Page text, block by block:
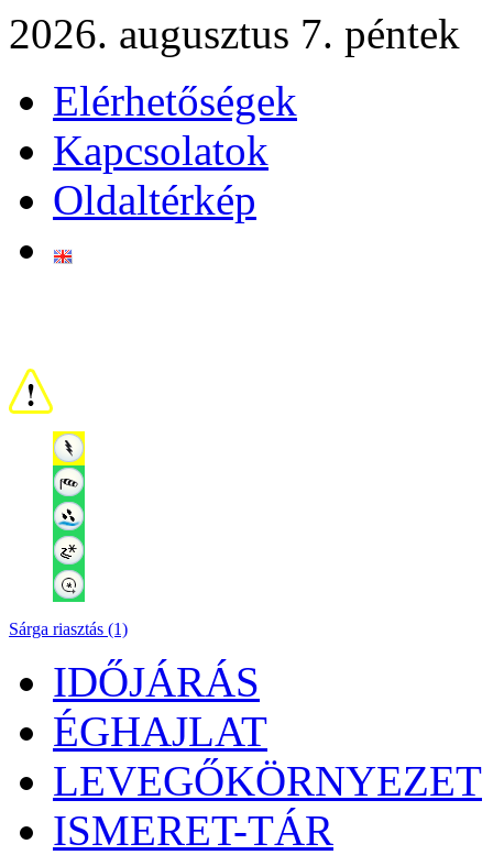
2026. augusztus 7. péntek
Elérhetőségek
Kapcsolatok
Oldaltérkép
Sárga riasztás (1)
IDŐJÁRÁS
ÉGHAJLAT
LEVEGŐKÖRNYEZET
ISMERET-TÁR